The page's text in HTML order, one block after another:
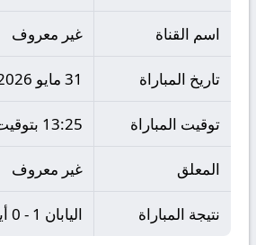
اسم القناة غير معروف
تاريخ المباراة 31 مايو 2026
توقيت المباراة 13:25 بتوقيت الرياض
المعلق غير معروف
نتيجة المباراة اليابان 1 - 0 أيسلندا